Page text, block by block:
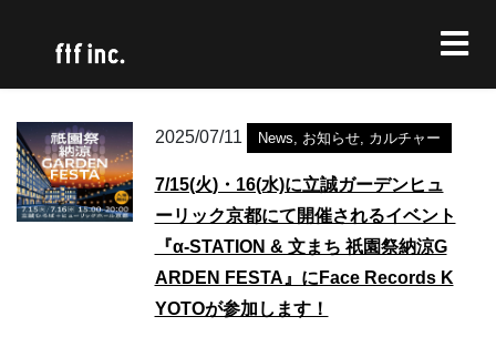
2025/07/11 News, お知らせ, カルチャー
7/15(火)・16(水)に立誠ガーデンヒュ
ーリック京都にて開催されるイベント
『α-STATION & 文まち 祇園祭納涼G
ARDEN FESTA』にFace Records K
YOTOが参加します！